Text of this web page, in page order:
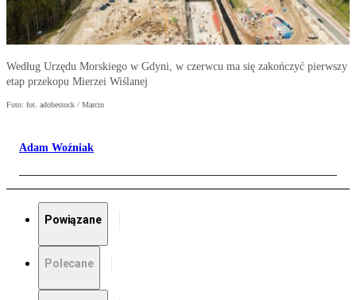
Według Urzędu Morskiego w Gdyni, w czerwcu ma się zakończyć pierwszy
etap przekopu Mierzei Wiślanej
Foto: fot. adobestock / Marcin
Adam Woźniak
Powiązane
Polecane